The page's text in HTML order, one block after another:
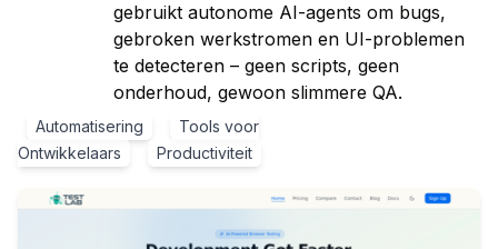
gebruikt autonome AI-agents om bugs,
gebroken werkstromen en UI-problemen
te detecteren – geen scripts, geen
onderhoud, gewoon slimmere QA.
Automatisering
Tools voor
Ontwikkelaars
Productiviteit